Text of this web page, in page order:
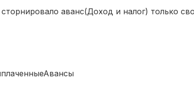
аванс(Доход и налог) только